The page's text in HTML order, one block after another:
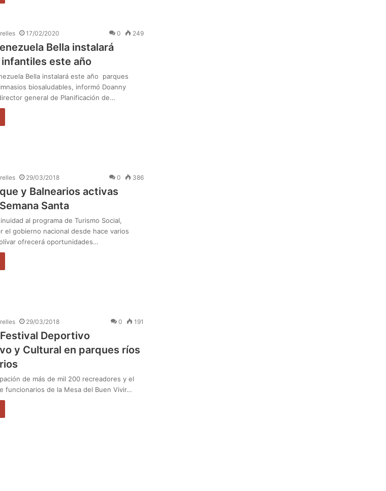
17/02/2020 0 249
Bella instalará
este año
Bella instalará este año parques
biosaludables, informó Doanny
general de Planificación de…
29/03/2018 0 386
y Balnearios activas
Santa
al programa de Turismo Social,
el gobierno nacional desde hace varios
ofrecerá oportunidades…
29/03/2018 0 191
Deportivo
y Cultural en parques ríos
de más de mil 200 recreadores y el
funcionarios de la Mesa del Buen Vivir…